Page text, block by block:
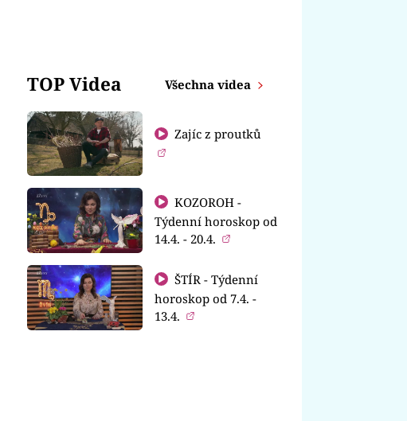
TOP Videa Všechna videa
Zajíc z proutků
KOZOROH -
Týdenní horoskop od
14.4. - 20.4.
ŠTÍR - Týdenní
horoskop od 7.4. -
13.4.